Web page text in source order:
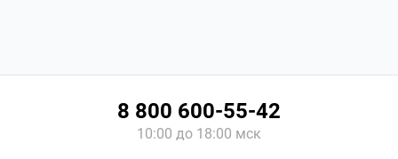
8 800 600-55-42
10:00 до 18:00 мск